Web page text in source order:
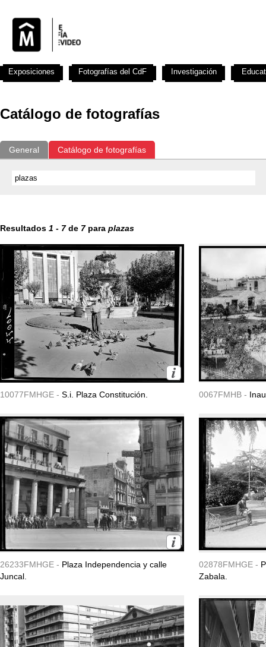
Catálogo de fotografías
General Catálogo de fotografías
Resultados 1 - 7de 7para plazas
10077FMHGE - S.i. Plaza Constitución. 0067FMHB -
26233FMHGE - Plaza Independencia y calle
Juncal.
02878FMHGE -
Zabala.
Exposiciones Fotografías del CdF Investigación